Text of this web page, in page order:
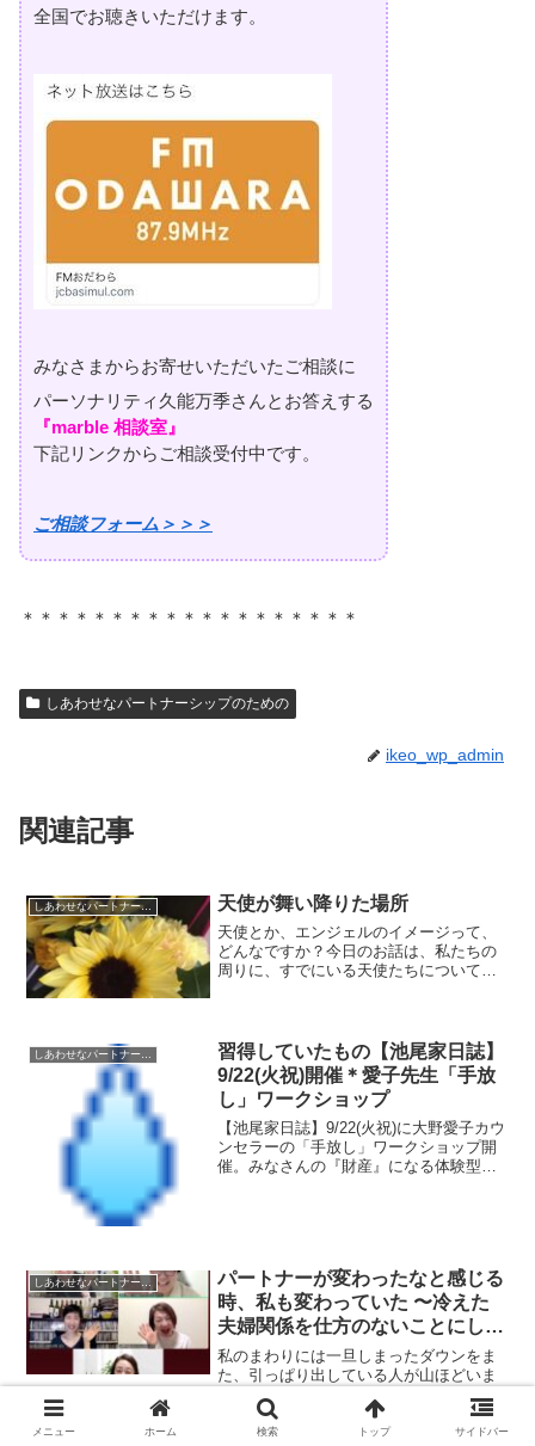
全国でお聴きいただけます。
みなさまからお寄せいただいたご相談に
パーソナリティ久能万季さんとお答えする
『marble 相談室』
下記リンクからご相談受付中です。
ご相談フォーム＞＞＞
＊＊＊＊＊＊＊＊＊＊＊＊＊＊＊＊＊＊＊
しあわせなパートナーシップのための
ikeo_wp_admin
関連記事
しあわせなパートナーシップのための 天使が舞い降りた場所
天使とか、エンジェルのイメージって、
どんなですか？今日のお話は、私たちの
周りに、すでにいる天使たちについてで
習得していたもの【池尾家日誌】
9/22(火祝)開催＊愛子先生「手放
し」ワークショップ
【池尾家日誌】9/22(火祝)に大野愛子カウ
ンセラーの「手放し」ワークショップ開
催。みなさんの『財産』になる体験型の
しあわせなパートナーシップのための
パートナーが変わったなと感じる
時、私も変わっていた 〜冷えた
夫婦関係を仕方のないことにしな
いで〜
私のまわりには一旦しまったダウンをま
た、引っぱり出している人が山ほどいま
週末、参加した服部希美カウンセラーの
ワークショップのゲストさんたち。参加
メニュー ホーム 検索 トップ サイドバー